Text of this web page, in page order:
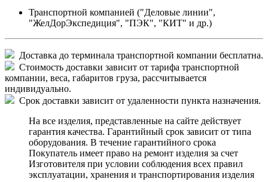
Транспортной компанией ("Деловые линии",
"ЖелДорЭкспедиция", "ПЭК", "КИТ" и др.)
Доставка до терминала транспортной компании бесплатна.
Стоимость доставки зависит от тарифа транспортной
компании, веса, габаритов груза, рассчитывается
индивидуально.
Срок доставки зависит от удаленности пункта назначения.
На все изделия, представленные на сайте действует
гарантия качества. Гарантийный срок зависит от типа
оборудования. В течение гарантийного срока
Покупатель имеет право на ремонт изделия за счет
Изготовителя при условии соблюдения всех правил
эксплуатации, хранения и транспортирования изделия